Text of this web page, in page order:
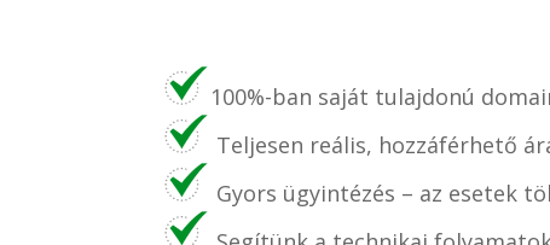
100%-ban saját tulajdonú
Teljesen reális, hozzáférhető
Gyors ügyintézés – az esetek